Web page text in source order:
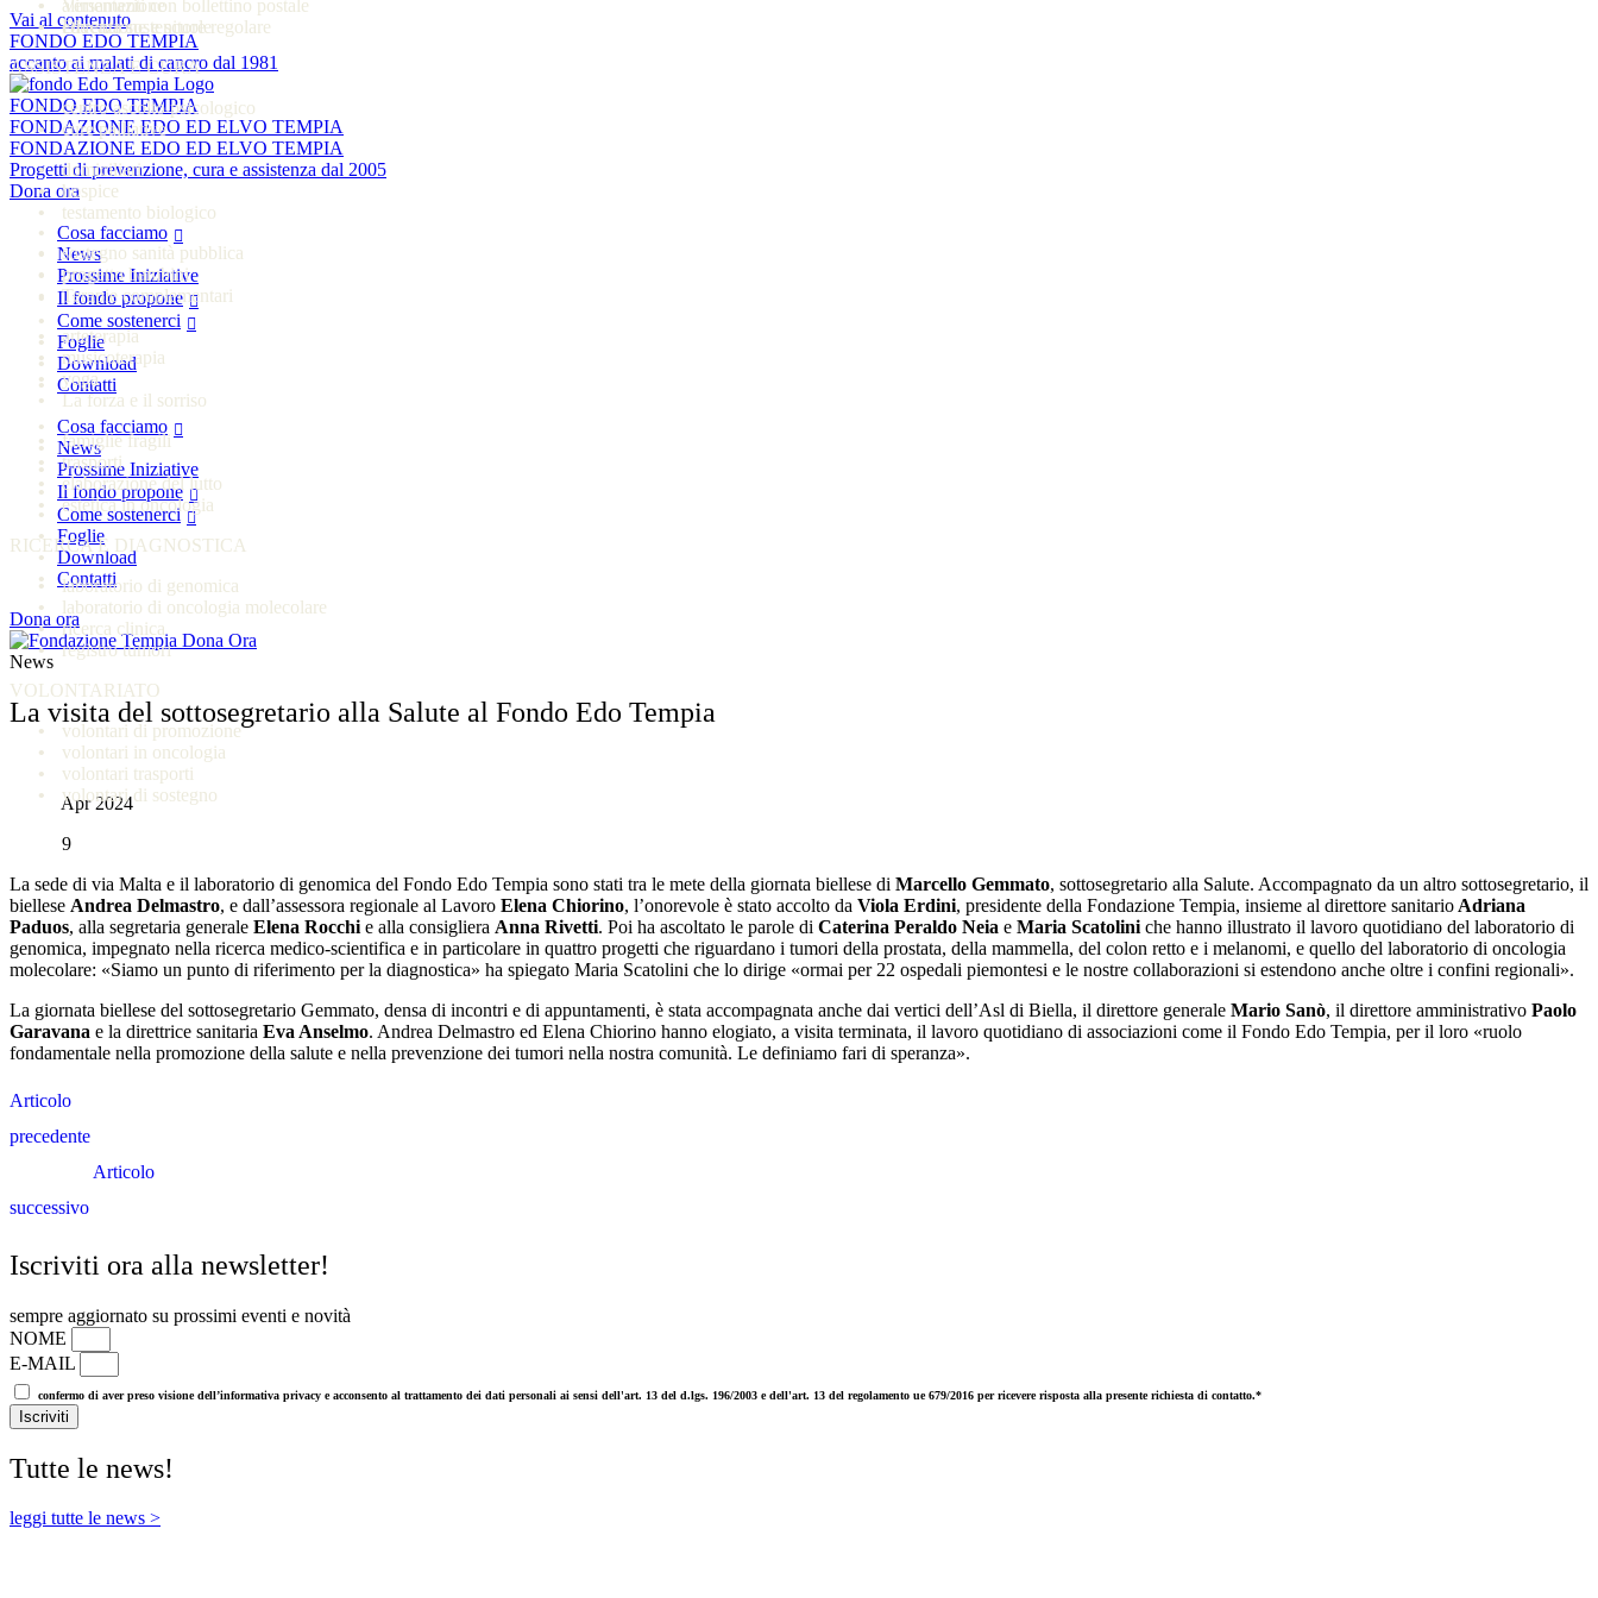
Vai al contenuto
FONDO EDO TEMPIA
accanto ai malati di cancro dal 1981
FONDO EDO TEMPIA
FONDAZIONE EDO ED ELVO TEMPIA
FONDAZIONE EDO ED ELVO TEMPIA
Progetti di prevenzione, cura e assistenza dal 2005
Dona ora
Cosa facciamo
News
Prossime Iniziative
Il fondo propone
Come sostenerci
Foglie
Download
Contatti
Cosa facciamo
News
Prossime Iniziative
Il fondo propone
Come sostenerci
Foglie
Download
Contatti
Dona ora
alimentazione
educazione e scuole
ASSISTENZA E CURA
centro ascolto psicologico
cure palliative
domiciliari
hospice
testamento biologico
sostegno sanità pubblica
progetto bambini
Terapie complementari
arteterapia
musicoterapia
yoga
La forza e il sorriso
famiglie fragili
trasporti
elaborazione del lutto
estetica in oncologia
RICERCA E DIAGNOSTICA
laboratorio di genomica
laboratorio di oncologia molecolare
ricerca clinica
registro tumori
VOLONTARIATO
volontari di promozione
volontari in oncologia
volontari trasporti
volontari di sostegno
Versamenti con bollettino postale
Diventa sostenitore regolare
News
La visita del sottosegretario alla Salute al Fondo Edo Tempia
Apr 2024
9
La sede di via Malta e il laboratorio di genomica del Fondo Edo Tempia sono stati tra le mete della giornata biellese di Marcello Gemmato, sottosegretario alla Salute. Accompagnato da un altro sottosegretario, il
biellese Andrea Delmastro, e dall’assessora regionale al Lavoro Elena Chiorino, l’onorevole è stato accolto da Viola Erdini, presidente della Fondazione Tempia, insieme al direttore sanitario Adriana
Paduos, alla segretaria generale Elena Rocchi e alla consigliera Anna Rivetti. Poi ha ascoltato le parole di Caterina Peraldo Neia e Maria Scatolini che hanno illustrato il lavoro quotidiano del laboratorio di
genomica, impegnato nella ricerca medico-scientifica e in particolare in quattro progetti che riguardano i tumori della prostata, della mammella, del colon retto e i melanomi, e quello del laboratorio di oncologia
molecolare: «Siamo un punto di riferimento per la diagnostica» ha spiegato Maria Scatolini che lo dirige «ormai per 22 ospedali piemontesi e le nostre collaborazioni si estendono anche oltre i confini regionali».
La giornata biellese del sottosegretario Gemmato, densa di incontri e di appuntamenti, è stata accompagnata anche dai vertici dell’Asl di Biella, il direttore generale Mario Sanò, il direttore amministrativo Paolo
Garavana e la direttrice sanitaria Eva Anselmo. Andrea Delmastro ed Elena Chiorino hanno elogiato, a visita terminata, il lavoro quotidiano di associazioni come il Fondo Edo Tempia, per il loro «ruolo
fondamentale nella promozione della salute e nella prevenzione dei tumori nella nostra comunità. Le definiamo fari di speranza».
Articolo
precedente
Articolo
successivo
Iscriviti ora alla newsletter!
sempre aggiornato su prossimi eventi e novità
NOME
E-MAIL
confermo di aver preso visione dell’informativa privacy e acconsento al trattamento dei dati personali ai sensi dell'art. 13 del d.lgs. 196/2003 e dell'art. 13 del regolamento ue 679/2016 per ricevere risposta alla presente richiesta di contatto.*
Iscriviti
Tutte le news!
leggi tutte le news >